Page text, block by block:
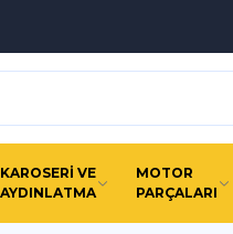
KAROSERİ VE
AYDINLATMA
MOTOR
PARÇALARI